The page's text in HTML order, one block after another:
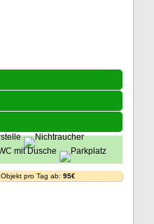
Objekt pro Tag ab: 95€